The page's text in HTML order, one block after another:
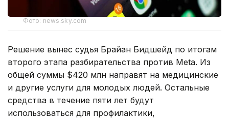
Фото: news.sky.com
Решение вынес судья Брайан Бидшейд по итогам
второго этапа разбирательства против Meta. Из
общей суммы $420 млн направят на медицинские
и другие услуги для молодых людей. Остальные
средства в течение пяти лет будут
использоваться для профилактики,